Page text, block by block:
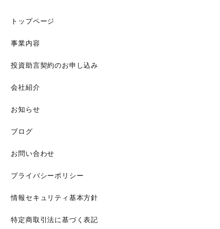
トップページ
事業内容
投資助言契約のお申し込み
会社紹介
お知らせ
ブログ
お問い合わせ
プライバシーポリシー
情報セキュリティ基本方針
特定商取引法に基づく表記